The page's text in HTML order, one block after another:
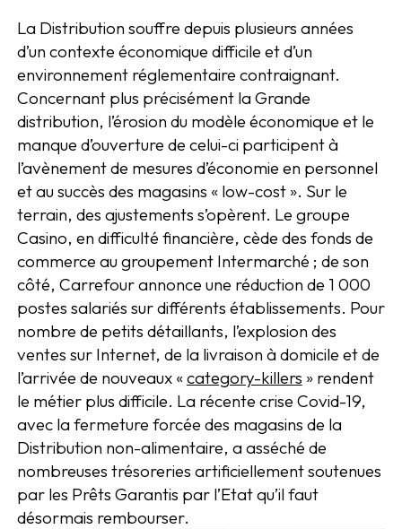
La Distribution souffre depuis plusieurs années
d’un contexte économique difficile et d’un
environnement réglementaire contraignant.
Concernant plus précisément la Grande
distribution, l’érosion du modèle économique et le
manque d’ouverture de celui-ci participent à
l’avènement de mesures d’économie en personnel
et au succès des magasins « low-cost ». Sur le
terrain, des ajustements s’opèrent. Le groupe
Casino, en difficulté financière, cède des fonds de
commerce au groupement Intermarché ; de son
côté, Carrefour annonce une réduction de 1 000
postes salariés sur différents établissements. Pour
nombre de petits détaillants, l’explosion des
ventes sur Internet, de la livraison à domicile et de
l’arrivée de nouveaux «category-killers » rendent
le métier plus difficile. La récente crise Covid-19,
avec la fermeture forcée des magasins de la
Distribution non-alimentaire, a asséché de
nombreuses trésoreries artificiellement soutenues
par les Prêts Garantis par l’Etat qu’il faut
désormais rembourser.